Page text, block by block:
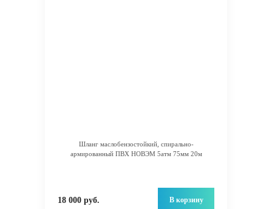
Шланг маслобензостойкий, спирально-
армированный ПВХ НОВЭМ 5атм 75мм 20м
18 000 руб. В корзину